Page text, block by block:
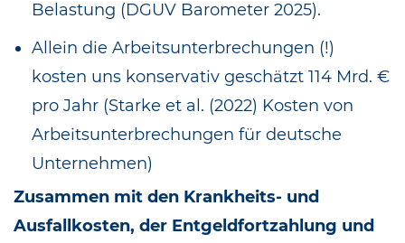
Belastung (DGUV Barometer 2025).
Allein die Arbeitsunterbrechungen (!)
kosten uns konservativ geschätzt 114 Mrd. €
pro Jahr (Starke et al. (2022) Kosten von
Arbeitsunterbrechungen für deutsche
Unternehmen)
Zusammen mit den Krankheits- und
Ausfallkosten, der Entgeldfortzahlung und